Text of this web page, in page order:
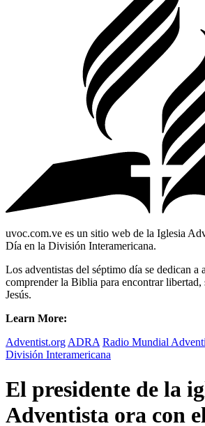
uvoc.com.ve es un sitio web de la Iglesia
Día en la División Interamericana.
Los adventistas del séptimo día se dedican a
comprender la Biblia para encontrar libertad,
Jesús.
Learn More:
Adventist.org ADRA Radio Mundial
División Interamericana
El presidente de la
Adventista ora con